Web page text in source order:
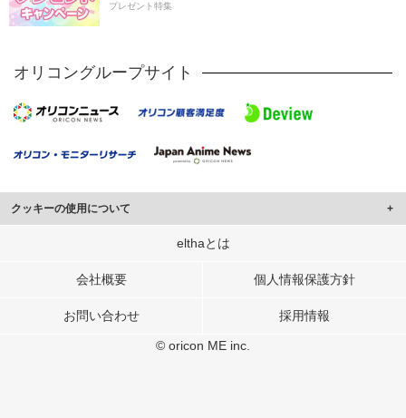
プレゼント特集
オリコングループサイト
クッキーの使用について
このサイトでは Cookie を使用して、ユーザーに合わせたコンテンツや広告の
行っています。
メディアや広告配信、データ解析の各パートナーに提供しています。
elthaとは
会社概要 個人情報保護方針
お問い合わせ 採用情報
© oricon ME inc.